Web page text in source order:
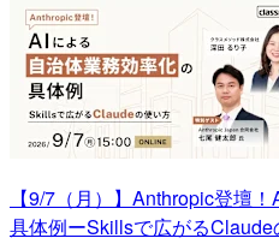
【9/7（月）】Anthropic登壇
具体例ーSkillsで広がるClaude